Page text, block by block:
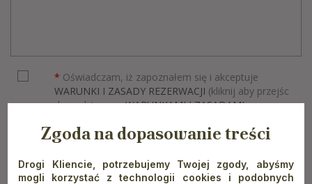
* Oświadczam, iż zapoznałem się i akceptuje
WARUNKI I ZASADY REZERWACJI (kliknij aby przejśc
do podstrony zWARUNKAMI I ZASADAMI
kontakcie (zapis na newsletter).
Zgoda na dopasowanie treści
Drogi Kliencie, potrzebujemy Twojej zgody, abyśmy
mogli korzystać z technologii cookies i podobnych